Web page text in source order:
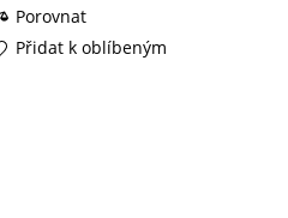
Porovnat
Přidat k oblíbeným